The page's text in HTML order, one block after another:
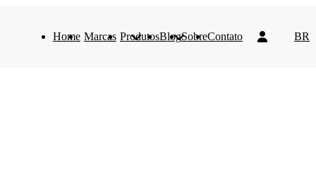
Home Marcas ProdutosBlogSobreContato BR